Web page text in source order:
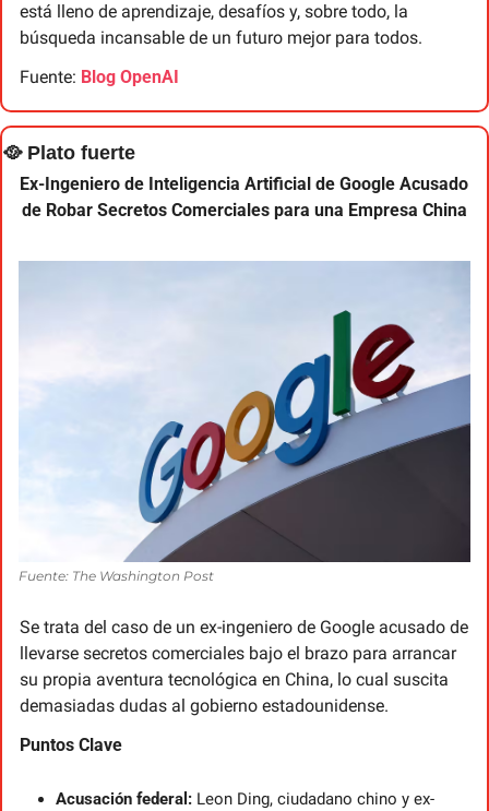
está lleno de aprendizaje, desafíos y, sobre todo, la
búsqueda incansable de un futuro mejor para todos.
Fuente: Blog OpenAI
🥘 Plato fuerte
Ex-Ingeniero de Inteligencia Artificial de Google Acusado
de Robar Secretos Comerciales para una Empresa China
Fuente: The Washington Post
Se trata del caso de un ex-ingeniero de Google acusado de
llevarse secretos comerciales bajo el brazo para arrancar
su propia aventura tecnológica en China, lo cual suscita
demasiadas dudas al gobierno estadounidense.
Puntos Clave
Acusación federal: Leon Ding, ciudadano chino y ex-